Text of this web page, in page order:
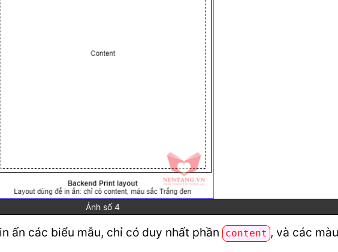
Ảnh số 4
ấn các biểu mẫu, chỉ có duy nhất phần content , và các